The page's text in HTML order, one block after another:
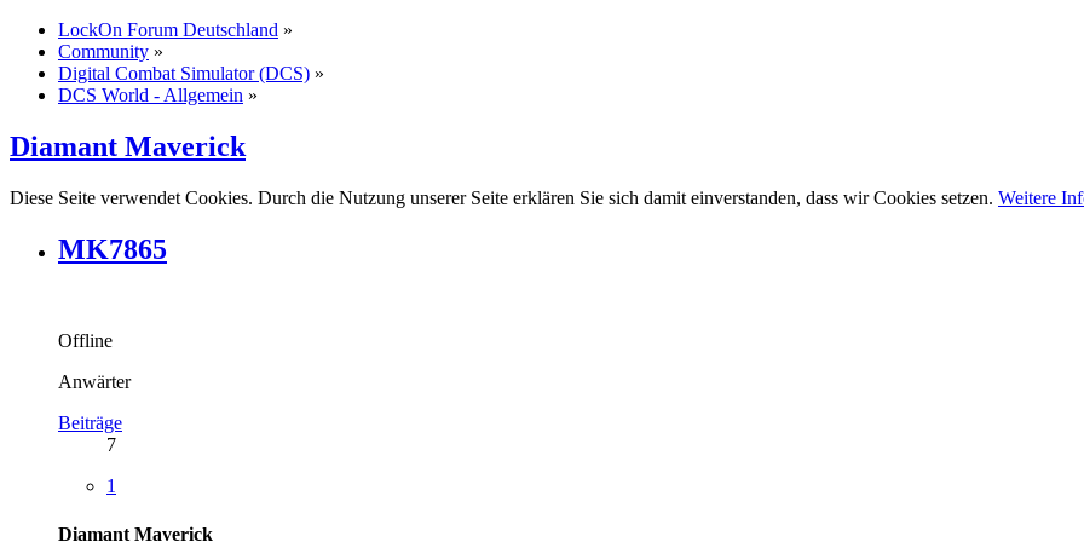
LockOn Forum Deutschland »
Community »
Digital Combat Simulator (DCS) »
DCS World - Allgemein »
Diamant Maverick
Diese Seite verwendet Cookies. Durch die Nutzung unserer Seite erklären Sie sich damit einverstanden, dass wir Cookies setzen. Weitere
MK7865
Offline
Anwärter
Beiträge
7
1
Diamant Maverick